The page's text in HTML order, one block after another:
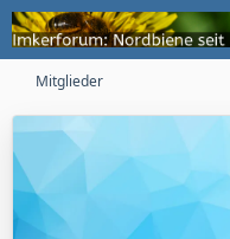
Mitglieder